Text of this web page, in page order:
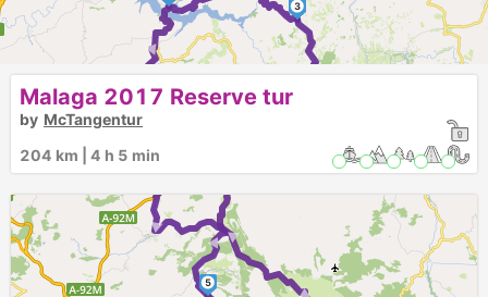
►
► ► ► ►
1
3
5
Malaga 2017 Reserve tur
by McTangentur
204 km | 4 h 5 min